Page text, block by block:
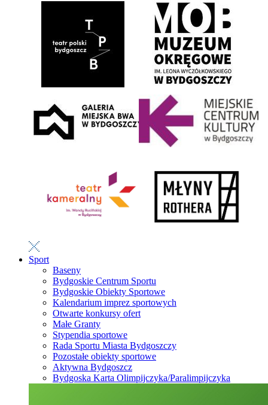
Sport
Baseny
Bydgoskie Centrum Sportu
Bydgoskie Obiekty Sportowe
Kalendarium imprez sportowych
Otwarte konkursy ofert
Małe Granty
Stypendia sportowe
Rada Sportu Miasta Bydgoszczy
Pozostałe obiekty sportowe
Aktywna Bydgoszcz
Bydgoska Karta Olimpijczyka/Paralimpijczyka